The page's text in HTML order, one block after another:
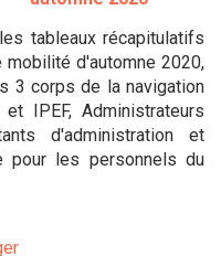
tableaux récapitulatifs
d'automne 2020,
3 corps de la navigation
et IPEF, Administrateurs
d'administration et
pour les personnels du